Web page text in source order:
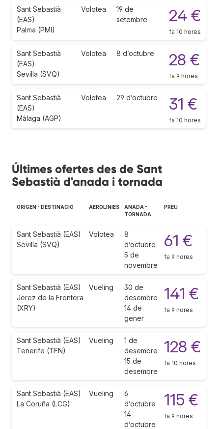
Sant Sebastià
(EAS)
Palma (PMI)
Volotea
19 de
setembre
24 €
fa 10 hores
Sant Sebastià
(EAS)
Sevilla (SVQ)
Volotea 8 d’octubre 28 €
fa 9 hores
Sant Sebastià
(EAS)
Màlaga (AGP)
Volotea 29 d’octubre 31 €
fa 10 hores
Últimes ofertes des de Sant
Sebastià d'anada i tornada
ORIGEN - DESTINACIÓ AEROLÍNIES
ANADA -
TORNADA
PREU
Sant Sebastià (EAS)
Sevilla (SVQ)
Volotea
8
d’octubre
5 de
novembre
61 €
fa 9 hores
Sant Sebastià (EAS)
Jerez de la Frontera
(XRY)
Vueling
30 de
desembre
14 de
gener
141 €
fa 9 hores
Sant Sebastià (EAS)
Tenerife (TFN)
Vueling
1 de
desembre
15 de
desembre
128 €
fa 10 hores
Sant Sebastià (EAS)
La Coruña (LCG)
Vueling
6
d’octubre
14
d’octubre
115 €
fa 9 hores